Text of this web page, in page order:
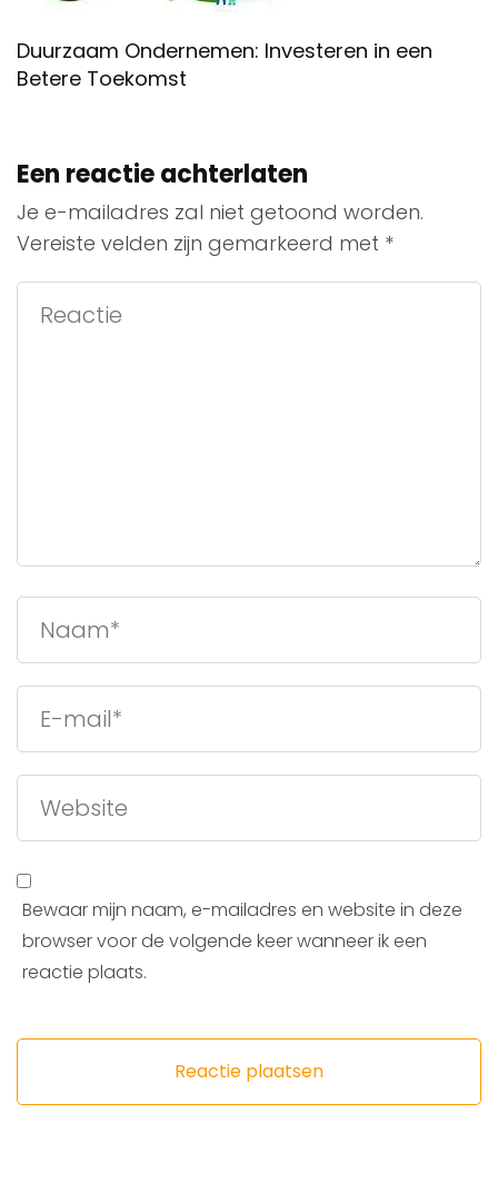
Duurzaam Ondernemen: Investeren in een
Betere Toekomst
Een reactie achterlaten
Je e-mailadres zal niet getoond worden.
Vereiste velden zijn gemarkeerd met *
Bewaar mijn naam, e-mailadres en website in deze
browser voor de volgende keer wanneer ik een
reactie plaats.